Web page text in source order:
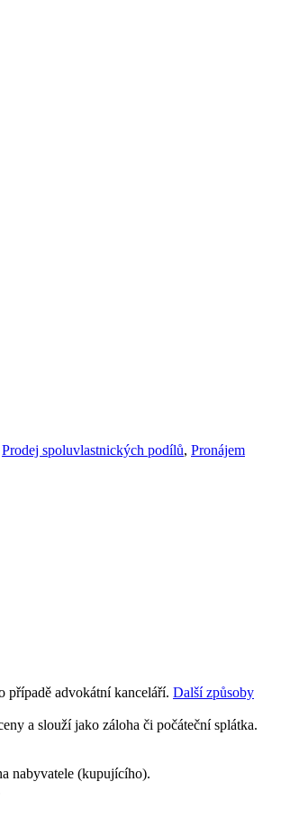
Prodej spoluvlastnických podílů, Pronájem
případě advokátní kanceláří. Další způsoby
a slouží jako záloha či počáteční splátka.
nabyvatele (kupujícího).